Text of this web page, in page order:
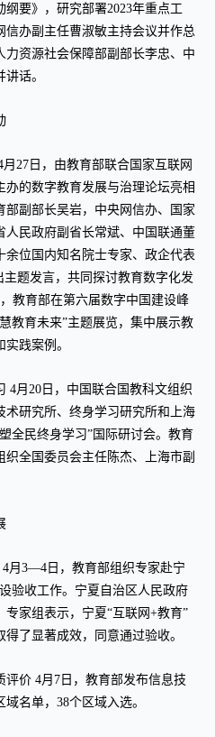
纲要》，研究部署2023年重点工
办副主任曹淑敏主持会议并作总
资源社会保障部副部长李忠、中
话。
日，由教育部联合国家互联网
的数字教育发展与治理论坛亮相
副部长吴岩，中央网信办、国家
人民政府副省长常斌、中国联通董
位国内知名院士专家、政企代表
主题发言，共同探讨教育数字化发
教育部在第六届数字中国建设峰
教育未来”主题展览，集中展示教
践案例。
20日，中国联合国教科文组织
术研究所、终身学习研究所和上海
全民终身学习”国际研讨会。教育
全国委员会主任陈杰、上海市副
3—4日，教育部组织专家赴宁
验收工作。宁夏自治区人民政府
家组表示，宁夏“互联网+教育”
了显著成效，同意通过验收。
价 4月7日，教育部发布信息技
名单，38个区域入选。